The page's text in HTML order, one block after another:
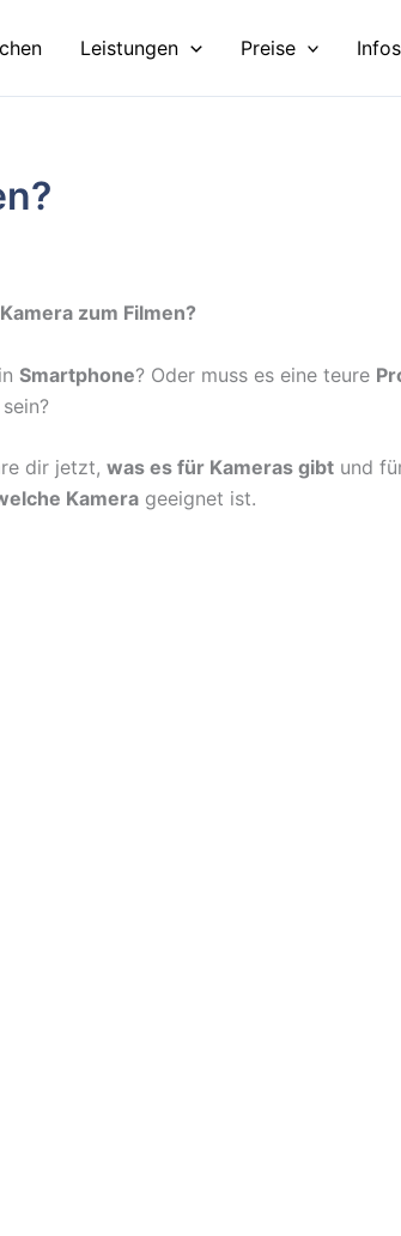
Leistungen Preise
zum Filmen?
Smartphone? Oder muss es eine teure
sein?
dir jetzt,was es für Kameras gibt und
Kamera geeignet ist.